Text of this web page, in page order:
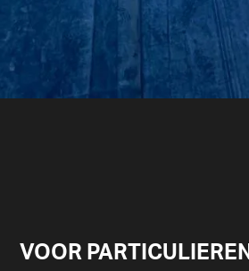
VOOR PARTICULIEREN